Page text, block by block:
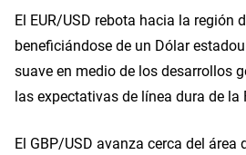
El EUR/USD rebota hacia la región
beneficiándose de un Dólar
suave en medio de los desarrollos
las expectativas de línea dura de la
El GBP/USD avanza cerca del área